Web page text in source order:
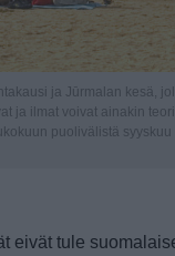
ja Jūrmalan kesä,
ja ilmat voivat ainakin
puolivälistä
eivät tule